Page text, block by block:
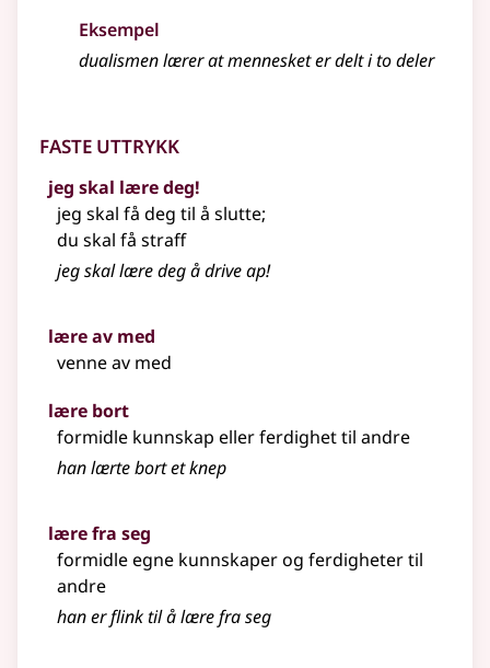
Eksempel
dualismenlærerat mennesket er delt i to deler
Faste uttrykk
jeg skal lære deg!
jeg skal få deg til å slutte;
du skal få straff
jeg skallæredeg å drive ap!
lære av med
venne av med
lære bort
formidle kunnskap eller ferdighet til andre
hanlærtebort et knep
lære fra seg
formidle egne kunnskaper og ferdigheter til
andre
han er flink til ålærefra seg